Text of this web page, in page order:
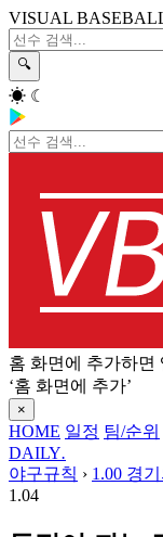
VISUAL
🔍
☀ ☾
홈 화면에 추가하면
‘홈 화면에 추가’
×
HOME 일정 팀/순위
DAILY.
야구규칙 › 1.00 경
1.04